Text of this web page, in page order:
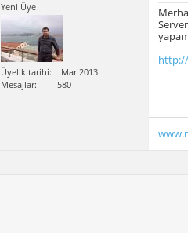
Yeni Üye
Üyelik tarihi
Mar 2013
Mesajlar
580